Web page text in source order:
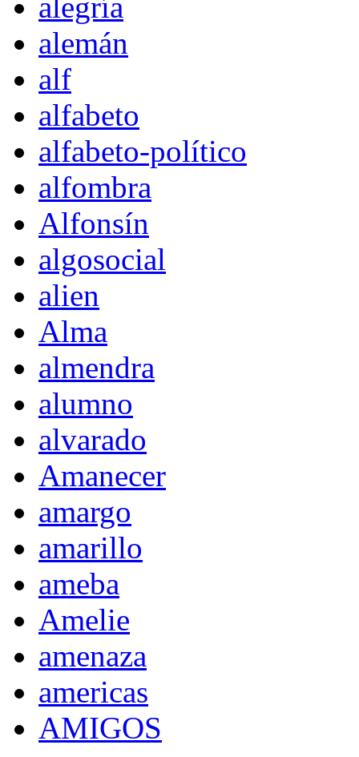
alegría
alemán
alf
alfabeto
alfabeto-político
alfombra
Alfonsín
algosocial
alien
Alma
almendra
alumno
alvarado
Amanecer
amargo
amarillo
ameba
Amelie
amenaza
americas
AMIGOS